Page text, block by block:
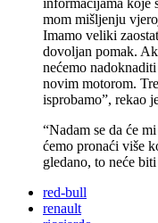
mom mišljenju
Imamo veliki
dovoljan pomak.
nećemo
novim motorom.
isprobamo”, rekao
“Nadam se da će
ćemo pronaći više
gledano, to neće
red-bull
renault